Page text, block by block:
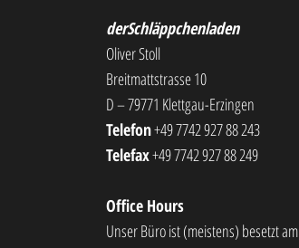
derSchläppchenladen
Oliver Stoll
Breitmattstrasse 10
D – 79771 Klettgau-Erzingen
Telefon+49 7742 927 88 243
Telefax+49 7742 927 88 249
Office Hours
Unser Büro ist (meistens) besetzt am